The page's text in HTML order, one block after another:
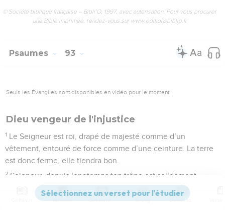
© Société biblique française – Bibli’O, 1997, avec autorisation. Pour vous procurer
une Bible imprimée, rendez-vous sur www.editionsbiblio.fr
Psaumes 93
Seuls les Évangiles sont disponibles en vidéo pour le moment.
Dieu vengeur de l'injustice
1 Le Seigneur est roi, drapé de majesté comme d’un
vêtement, entouré de force comme d’une ceinture. La terre
est donc ferme, elle tiendra bon.
2 Seigneur, depuis longtemps ton trône est solidement
établi, depuis toujours tu es Dieu.
Jadis, les océans hurlaient, ils hurlaient de fureur. Ils
Versions Commentaires Strong